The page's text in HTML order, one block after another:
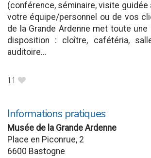
(conférence, séminaire, visite guidée
votre équipe/personnel ou de vos
de la Grande Ardenne met toute
disposition : cloître, cafétéria,
auditoire…
11 B
Informations pratiques
Musée de la Grande Ardenne
Place en Piconrue, 2
6600 Bastogne